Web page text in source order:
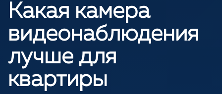
Какая камера
видеонаблюдения
лучше для
квартиры